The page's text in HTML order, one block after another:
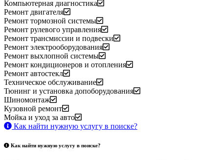
Компьютерная диагностика
Ремонт двигателя
Ремонт тормозной системы
Ремонт рулевого управления
Ремонт трансмиссии и подвески
Ремонт электрооборудования
Ремонт выхлопной системы
Ремонт кондиционеров и отопления
Ремонт автостекл
Техническое обслуживание
Тюнинг и установка допоборудования
Шиномонтаж
Кузовной ремонт
Мойка и уход за авто
Как найти нужную услугу в поиске?
Как найти нужную услугу в поиске?